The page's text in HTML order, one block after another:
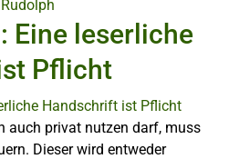
Eine leserliche
Pflicht
auch privat nutzen darf, muss
Dieser wird entweder